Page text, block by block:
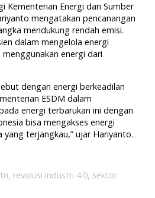
Kementerian Energi dan Sumber
mengatakan pencanangan
mendukung rendah emisi.
dalam mengelola energi
energi dari
dengan energi berkeadilan
ESDM dalam
energi terbarukan ini dengan
bisa mengakses energi
terjangkau,” ujar Hariyanto.
, revolusi industri 4.0, sektor